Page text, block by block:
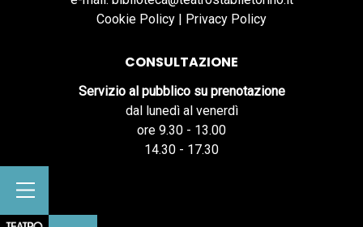
Cookie Policy | Privacy Policy
CONSULTAZIONE
Servizio al pubblico su prenotazione
dal lunedì al venerdì
ore 9.30 - 13.00
14.30 - 17.30